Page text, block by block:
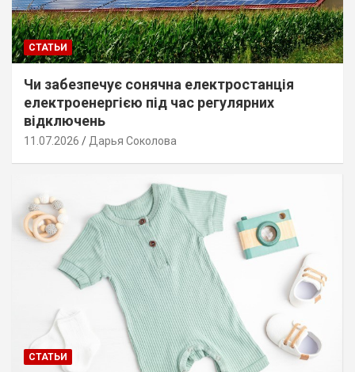
СТАТЬИ
Чи забезпечує сонячна електростанція
електроенергією під час регулярних
відключень
11.07.2026 Дарья Соколова
СТАТЬИ